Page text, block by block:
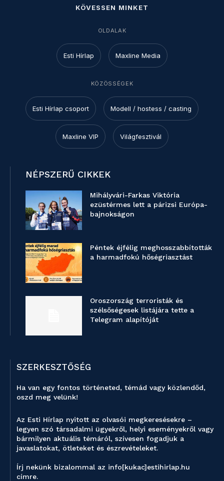
KÖVESSEN MINKET
OLDALAK
Esti Hírlap Maxline Media
KÖZÖSSÉGEK
Esti Hírlap csoport Modell / hostess / casting
Maxline VIP Világfesztivál
NÉPSZERŰ CIKKEK
Mihályvári-Farkas Viktória
ezüstérmes lett a párizsi Európa-
bajnokságon
Péntek éjfélig meghosszabbították
a harmadfokú hőségriasztást
Oroszország terroristák és
szélsőségesek listájára tette a
Telegram alapítóját
SZERKESZTŐSÉG
Ha van egy fontos történeted, témád vagy közlendőd,
oszd meg velünk!
Az Esti Hírlap nyitott az olvasói megkeresésekre –
legyen szó társadalmi ügyekről, helyi eseményekről vagy
bármilyen aktuális témáról, szívesen fogadjuk a
javaslatokat, ötleteket és észrevételeket.
Írj nekünk bizalommal az info[kukac]estihirlap.hu
címre.